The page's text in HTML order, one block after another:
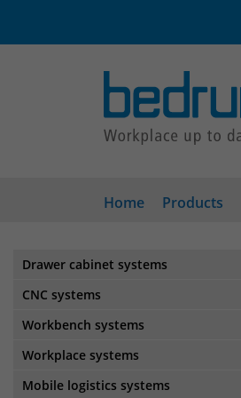
Home Products
Drawer cabinet systems
CNC systems
Workbench systems
Workplace systems
Mobile logistics systems